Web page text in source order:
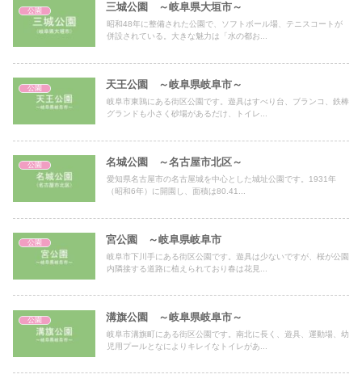
公園 三城公園 ～岐阜県大垣市～
昭和48年に整備された公園で、ソフトボール場、テニスコートが
併設されている。大きな魅力は「水の都お...
公園 天王公園 ～岐阜県岐阜市～
岐阜市東鶉にある街区公園です。遊具はすべり台、ブランコ、鉄棒
グランドも小さく砂場があるだけ、トイレ...
公園 名城公園 ～名古屋市北区～
愛知県名古屋市の名古屋城を中心とした城址公園です。1931年
（昭和6年）に開園し、面積は80.41...
公園 宮公園 ～岐阜県岐阜市
岐阜市下川手にある街区公園です。遊具は少ないですが、桜が公園
内隣接する道路に植えられており春は花見...
公園 溝旗公園 ～岐阜県岐阜市～
岐阜市溝旗町にある街区公園です。南北に長く、遊具、運動場、幼
児用プールとなによりキレイなトイレがあ...